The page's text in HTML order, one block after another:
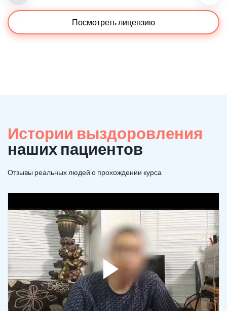
Посмотреть лицензию
Истории выздоровления
наших пациентов
Отзывы реальных людей о прохождении курса